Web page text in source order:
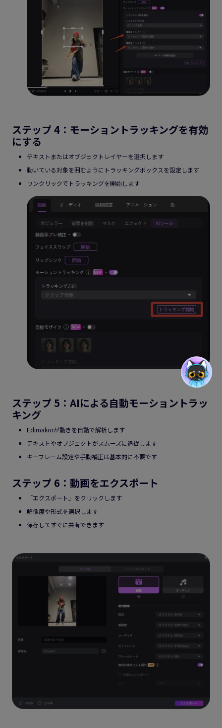
ステップ 4：モーショントラッキングを有効
にする
テキストまたはオブジェクトレイヤーを選択します
動いている対象を囲むようにトラッキングボックスを設定します
ワンクリックでトラッキングを開始します
ステップ 5：AIによる自動モーショントラッ
キング
Edimakorが動きを自動で解析します
テキストやオブジェクトがスムーズに追従します
キーフレーム設定や手動補正は基本的に不要です
ステップ 6：動画をエクスポート
「エクスポート」をクリックします
解像度や形式を選択します
保存してすぐに共有できます